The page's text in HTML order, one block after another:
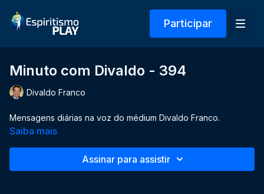
Participar
Minuto com Divaldo - 394
Divaldo Franco
Mensagens diárias na voz do médium Divaldo Franco.
Saiba mais
Assinar para assistir